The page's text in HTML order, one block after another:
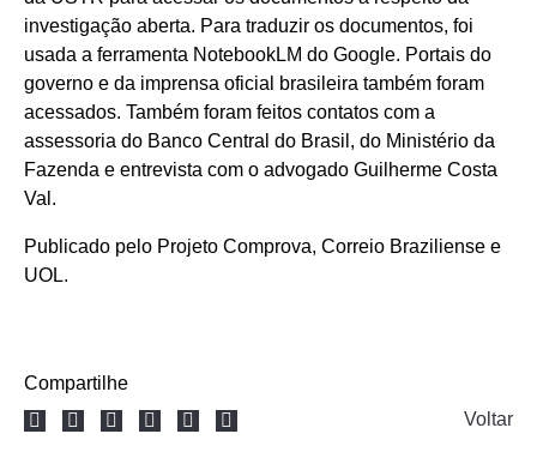
investigação aberta. Para traduzir os documentos, foi
usada a ferramenta NotebookLM do Google. Portais do
governo e da imprensa oficial brasileira também foram
acessados. Também foram feitos contatos com a
assessoria do Banco Central do Brasil, do Ministério da
Fazenda e entrevista com o advogado Guilherme Costa
Val.
Publicado pelo Projeto Comprova, Correio Braziliense e
UOL.
Compartilhe
Voltar